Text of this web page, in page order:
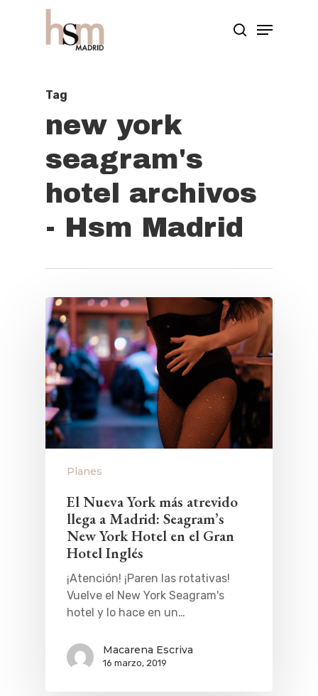
Tag
new york
seagram's
hotel archivos
- Hsm Madrid
Planes
El Nueva York más atrevido
llega a Madrid: Seagram’s
New York Hotel en el Gran
Hotel Inglés
¡Atención! ¡Paren las rotativas!
Vuelve el New York Seagram's
hotel y lo hace en un…
Macarena Escriva
16 marzo, 2019